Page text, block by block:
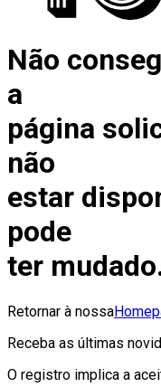
Não
a
página
não
estar
pode
ter
Retornar à nossa
Receba as últimas
O registro implica a